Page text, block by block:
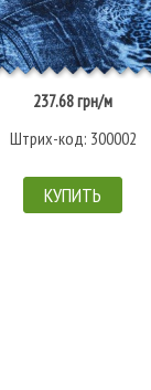
237.68 грн/м
Штрих-код: 300002
КУПИТЬ